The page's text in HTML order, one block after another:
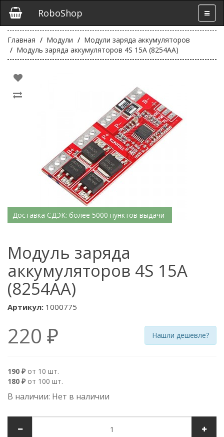
RoboShop
Главная Модули
Модули заряда аккумуляторов
Модуль заряда аккумуляторов 4S 15A (8254AA)
Доставка СДЭК: более 5000 пунктов выдачи
Модуль заряда
аккумуляторов 4S 15A
(8254AA)
Артикул: 1000775
220 ₽ Нашли дешевле?
190 ₽ от 10 шт.
180 ₽ от 100 шт.
В наличии: Нет в наличии